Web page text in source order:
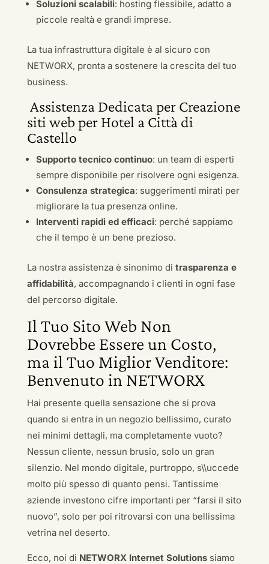
Soluzioni scalabili: hosting flessibile, adatto a
piccole realtà e grandi imprese.
La tua infrastruttura digitale è al sicuro con
NETWORX, pronta a sostenere la crescita del tuo
business.
Assistenza Dedicata per Creazione
siti web per Hotel a Città di
Castello
Supporto tecnico continuo: un team di esperti
sempre disponibile per risolvere ogni esigenza.
Consulenza strategica: suggerimenti mirati per
migliorare la tua presenza online.
Interventi rapidi ed efficaci: perché sappiamo
che il tempo è un bene prezioso.
La nostra assistenza è sinonimo di trasparenza e
affidabilità, accompagnando i clienti in ogni fase
del percorso digitale.
Il Tuo Sito Web Non
Dovrebbe Essere un Costo,
ma il Tuo Miglior Venditore:
Benvenuto in NETWORX
Hai presente quella sensazione che si prova
quando si entra in un negozio bellissimo, curato
nei minimi dettagli, ma completamente vuoto?
Nessun cliente, nessun brusio, solo un gran
silenzio. Nel mondo digitale, purtroppo, s\\uccede
molto più spesso di quanto pensi. Tantissime
aziende investono cifre importanti per “farsi il sito
nuovo”, solo per poi ritrovarsi con una bellissima
vetrina nel deserto.
Ecco, noi di NETWORX Internet Solutionssiamo